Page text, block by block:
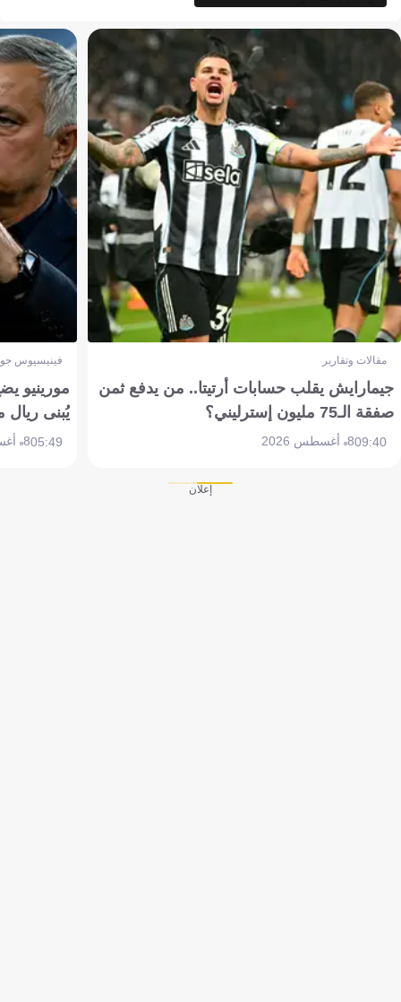
مقالات وتقارير
جيمارايش يقلب حسابات أرتيتا.. من يدفع ثمن
صفقة الـ75 مليون إسترليني؟
09:408 أغسطس 2026
فينيسيوس
مورينيو
يُبنى ريال
05:498 أغسطس 2026
إعلان